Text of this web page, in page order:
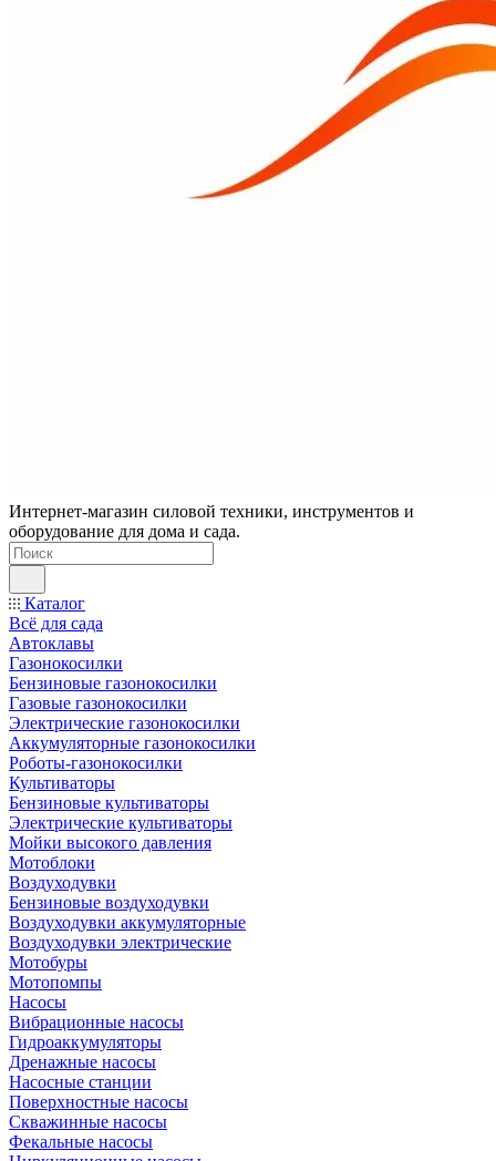
Интернет-магазин силовой техники, инструментов и
оборудование для дома и сада.
Каталог
Всё для сада
Автоклавы
Газонокосилки
Бензиновые газонокосилки
Газовые газонокосилки
Электрические газонокосилки
Аккумуляторные газонокосилки
Роботы-газонокосилки
Культиваторы
Бензиновые культиваторы
Электрические культиваторы
Мойки высокого давления
Мотоблоки
Воздуходувки
Бензиновые воздуходувки
Воздуходувки аккумуляторные
Воздуходувки электрические
Мотобуры
Мотопомпы
Насосы
Вибрационные насосы
Гидроаккумуляторы
Дренажные насосы
Насосные станции
Поверхностные насосы
Скважинные насосы
Фекальные насосы